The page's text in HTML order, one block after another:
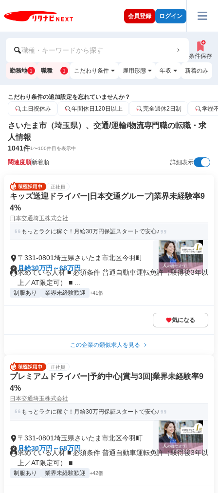
会員登録 ログイン
職種・キーワードから探す
条件保存
勤務地 1 職種 1 こだわり条件 雇用形態 年収 新着のみ
こだわり条件の追加設定を忘れていませんか？
土日祝休み
年間休日120日以上 完全週休2日制 学歴
さいたま市（埼玉県）、交通/運輸/物流専門職の転職・求
人情報
1041件1〜100件目を表示中
関連度順新着順 詳細表示
正社員
キッズ送迎ドライバー|日本交通グループ|業界未経験率9
4%
日本交通埼玉株式会社
もっとラクに稼ぐ！月給30万円保証スタートで安心♪
〒331-0801埼玉県さいたま市北区今羽町
月給30万円～68万円
求めている人材 ■ 必須条件 普通自動車運転免許（取得後3年以
上／AT限定可） ■ ...
制服あり 業界未経験歓迎 +41個
気になる
この企業の類似求人を見る
正社員
プレミアムドライバー|予約中心|賞与3回|業界未経験率9
4%
日本交通埼玉株式会社
もっとラクに稼ぐ！月給30万円保証スタートで安心♪
〒331-0801埼玉県さいたま市北区今羽町
月給30万円～68万円
求めている人材 ■ 必須条件 普通自動車運転免許（取得後3年以
上／AT限定可） ■ ...
制服あり 業界未経験歓迎 +42個